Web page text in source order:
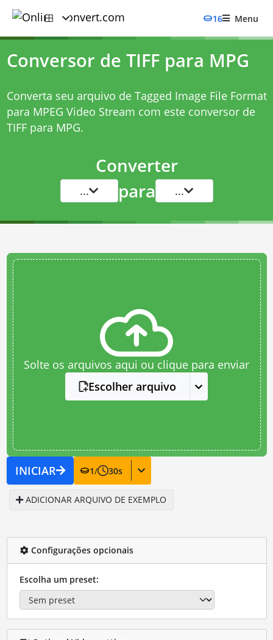
16 Menu
Conversor de TIFF para MPG
Converta seu arquivo de Tagged Image File Format
para MPEG Video Stream com este conversor de
TIFF para MPG.
Converter
... para ...
Solte os arquivos aqui ou clique para enviar
Escolher arquivo
INICIAR 1/ 30s
ADICIONAR ARQUIVO DE EXEMPLO
Configurações opcionais
Escolha um preset: